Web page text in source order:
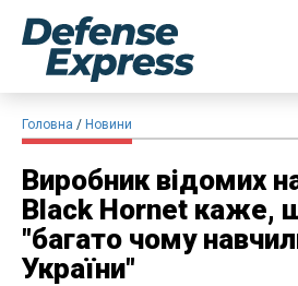
Головна Новини
Виробник відомих
Black Hornet каже,
"багато чому
України"